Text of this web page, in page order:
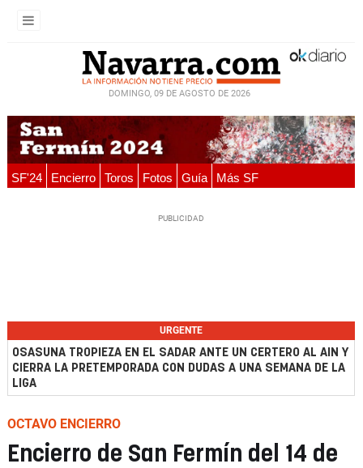
DOMINGO, 09 DE AGOSTO DE 2026
SF'24 Encierro Toros Fotos Guía Más SF
URGENTE
OSASUNA TROPIEZA EN EL SADAR ANTE UN CERTERO AL AIN Y
CIERRA LA PRETEMPORADA CON DUDAS A UNA SEMANA DE LA
LIGA
OCTAVO ENCIERRO
Encierro de San Fermín del 14 de